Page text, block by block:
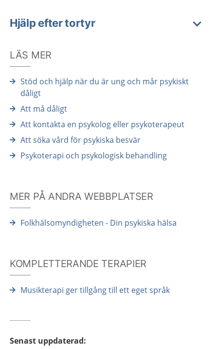
Hjälp efter tortyr
LÄS MER
Stöd och hjälp när du är ung och mår psykiskt
dåligt
Att må dåligt
Att kontakta en psykolog eller psykoterapeut
Att söka vård för psykiska besvär
Psykoterapi och psykologisk behandling
MER PÅ ANDRA WEBBPLATSER
Folkhälsomyndigheten - Din psykiska hälsa
KOMPLETTERANDE TERAPIER
Musikterapi ger tillgång till ett eget språk
Senast uppdaterad: